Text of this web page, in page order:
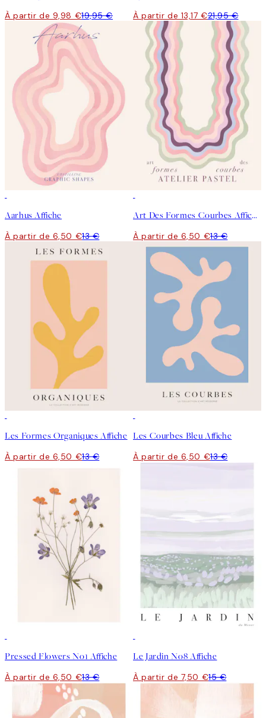
À partir de 9,98 €19,95 € À partir de 13,17 €21,95 €
Aarhus Affiche
À partir de 6,50 €13 €
Art Des Formes Courbes Affiche
À partir de 6,50 €13 €
Les Formes Organiques Affiche
À partir de 6,50 €13 €
Les Courbes Bleu Affiche
À partir de 6,50 €13 €
Pressed Flowers No1 Affiche
À partir de 6,50 €13 €
Le Jardin No8 Affiche
À partir de 7,50 €15 €